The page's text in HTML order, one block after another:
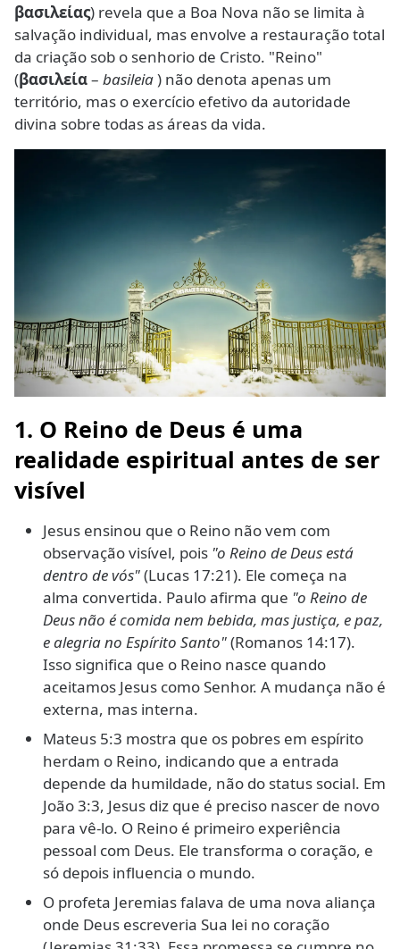
βασιλείας) revela que a Boa Nova não se limita à
salvação individual, mas envolve a restauração total
da criação sob o senhorio de Cristo. "Reino"
(βασιλεία– basileia) não denota apenas um
território, mas o exercício efetivo da autoridade
divina sobre todas as áreas da vida.
1. O Reino de Deus é uma
realidade espiritual antes de ser
visível
Jesus ensinou que o Reino não vem com
observação visível, pois "o Reino de Deus está
dentro de vós"(Lucas 17:21). Ele começa na
alma convertida. Paulo afirma que "o Reino de
Deus não é comida nem bebida, mas justiça, e paz,
e alegria no Espírito Santo"(Romanos 14:17).
Isso significa que o Reino nasce quando
aceitamos Jesus como Senhor. A mudança não é
externa, mas interna.
Mateus 5:3 mostra que os pobres em espírito
herdam o Reino, indicando que a entrada
depende da humildade, não do status social. Em
João 3:3, Jesus diz que é preciso nascer de novo
para vê-lo. O Reino é primeiro experiência
pessoal com Deus. Ele transforma o coração, e
só depois influencia o mundo.
O profeta Jeremias falava de uma nova aliança
onde Deus escreveria Sua lei no coração